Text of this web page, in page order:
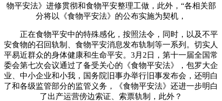
物平安法》进修贯彻和食物平安整理工做，此外，“各相关部
分将以《食物平安法》的公布实施为契机，
正在食物平安中的特殊感化，按照法令，同时，以及不平
安食物的召回轨制、食物平安消息发布轨制等一系列。切实人
平易近群众的身体健康和生命平安。3月2日，第十一届全国常
委会第七次会议通过了备受关心的《食物平安法》，包罗大企
业、中小企业和小我，国务院旧事办举行旧事发布会，还明白
了和各级监管部分的监管义务，《食物平安法》还进一步明白
了出产运营傍边索证、索票轨制，此外？